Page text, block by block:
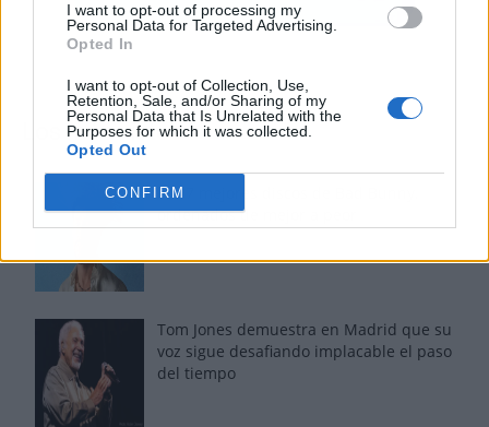
I want to opt-out of processing my
Personal Data for Targeted Advertising.
Opted In
I want to opt-out of Collection, Use,
Retention, Sale, and/or Sharing of my
Personal Data that Is Unrelated with the
Purposes for which it was collected.
Opted Out
CONFIRM
Los más vistos
Los 7 mejores discos de Bad Bunny,
ordenados de mejor a peor
Tom Jones demuestra en Madrid que su
voz sigue desafiando implacable el paso
del tiempo